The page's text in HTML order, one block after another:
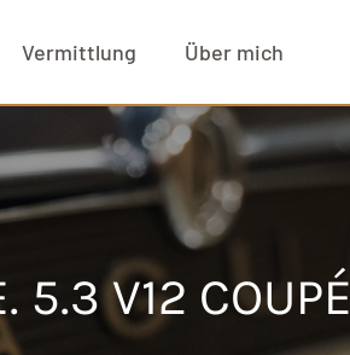
Vermittlung Über mich
5.3 V12 COUPÉ